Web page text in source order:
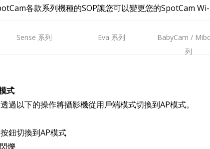
各款系列機種的SOP讓您可以變更您的SpotCam Wi-
Sense 系列 Eva 系列
BabyCam /
列
式
過以下的操作將攝影機從用戶端模式切換到AP模式。
鈕切換到AP模式
爍